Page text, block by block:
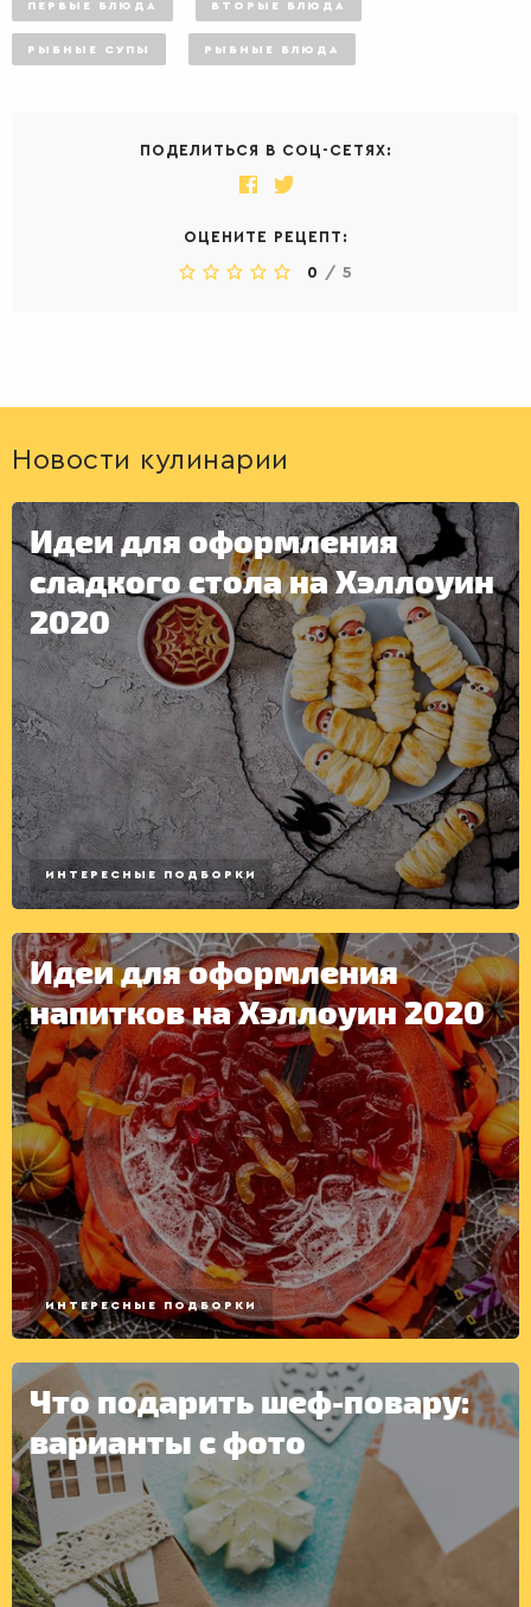
КОНСЕРВАЦИЯ
ПЕРВЫЕ БЛЮДА ВТОРЫЕ БЛЮДА
РЫБНЫЕ СУПЫ РЫБНЫЕ БЛЮДА
ПОДЕЛИТЬСЯ В СОЦ-СЕТЯХ:
ОЦЕНИТЕ РЕЦЕПТ:
0 / 5
Новости кулинарии
Идеи для оформления
сладкого стола на Хэллоуин
2020
ИНТЕРЕСНЫЕ ПОДБОРКИ
Идеи для оформления
напитков на Хэллоуин 2020
ИНТЕРЕСНЫЕ ПОДБОРКИ
Что подарить шеф-повару:
варианты с фото